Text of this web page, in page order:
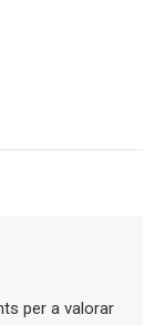
per a valorar